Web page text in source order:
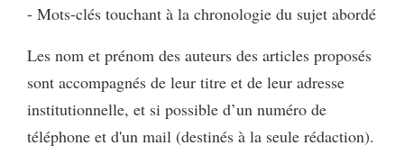
- Mots-clés touchant à la chronologie du sujet abordé
Les nom et prénom des auteurs des articles proposés
sont accompagnés de leur titre et de leur adresse
institutionnelle, et si possible d’un numéro de
téléphone et d'un mail (destinés à la seule rédaction).